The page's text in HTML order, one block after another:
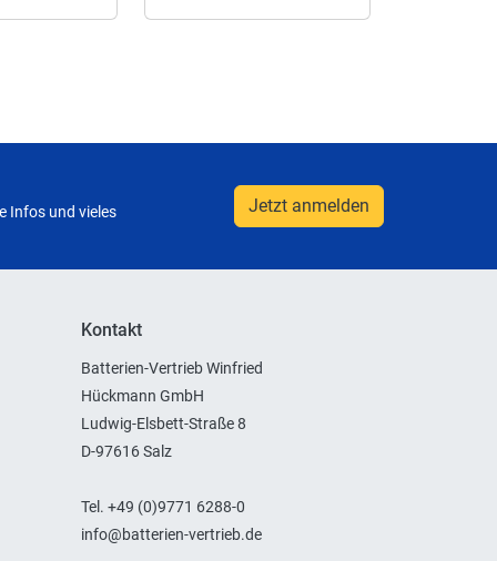
Infos und vieles Jetzt anmelden
Kontakt
Batterien-Vertrieb Winfried
Hückmann GmbH
Ludwig-Elsbett-Straße 8
D-97616 Salz
Tel. +49 (0)9771 6288-0
info@batterien-vertrieb.de